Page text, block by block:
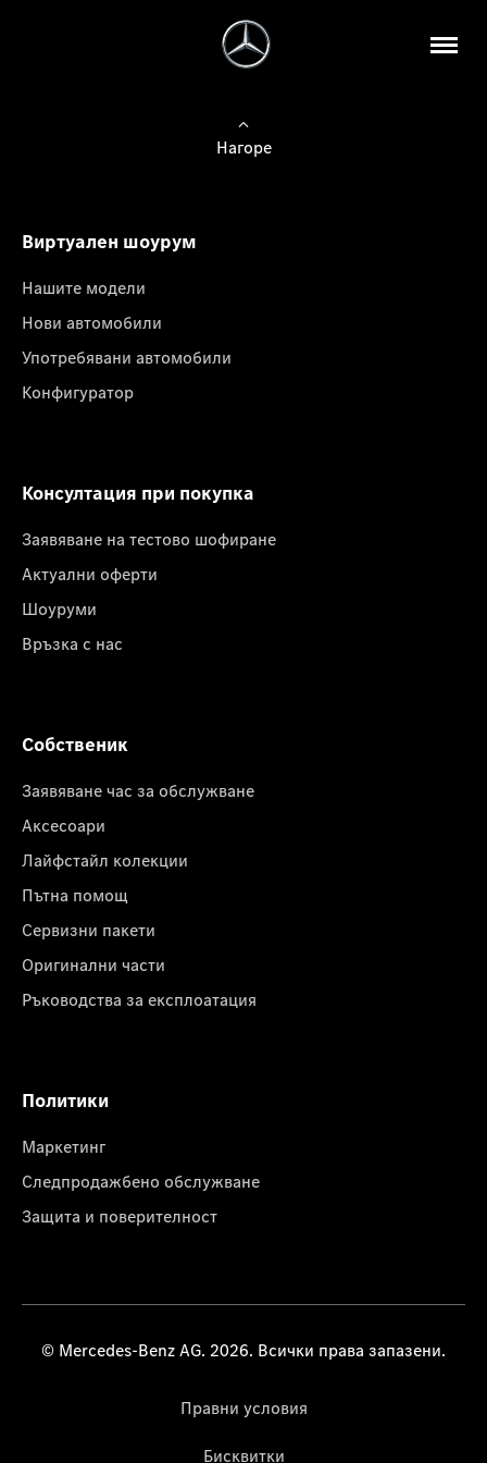
Нагоре
Виртуален шоурум
Нашите модели
Нови автомобили
Употребявани автомобили
Конфигуратор
Консултация при покупка
Заявяване на тестово шофиране
Актуални оферти
Шоуруми
Връзка с нас
Собственик
Заявяване час за обслужване
Аксесоари
Лайфстайл колекции
Пътна помощ
Сервизни пакети
Оригинални части
Ръководства за експлоатация
Политики
Маркетинг
Следпродажбено обслужване
Защита и поверителност
© Mercedes-Benz AG. 2026. Всички права запазени.
Правни условия
Бисквитки